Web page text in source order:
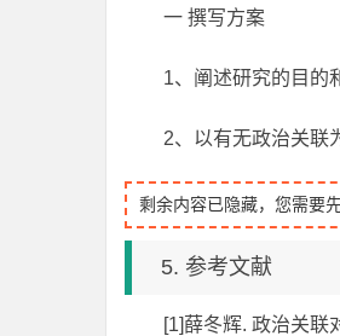
一 撰写方案
1、阐述研究的目的
2、以有无政治关联
剩余内容已隐藏，您需要
5. 参考文献
[1]薛冬辉. 政治关联